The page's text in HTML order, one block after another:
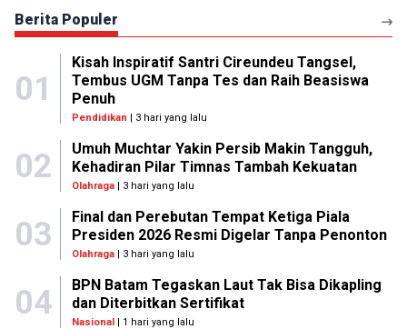
Berita Populer
01
Kisah Inspiratif Santri Cireundeu Tangsel,
Tembus UGM Tanpa Tes dan Raih Beasiswa
Penuh
Pendidikan | 3 hari yang lalu
02
Umuh Muchtar Yakin Persib Makin Tangguh,
Kehadiran Pilar Timnas Tambah Kekuatan
Olahraga| 3 hari yang lalu
03
Final dan Perebutan Tempat Ketiga Piala
Presiden 2026 Resmi Digelar Tanpa Penonton
Olahraga| 3 hari yang lalu
04
BPN Batam Tegaskan Laut Tak Bisa Dikapling
dan Diterbitkan Sertifikat
Nasional| 1 hari yang lalu